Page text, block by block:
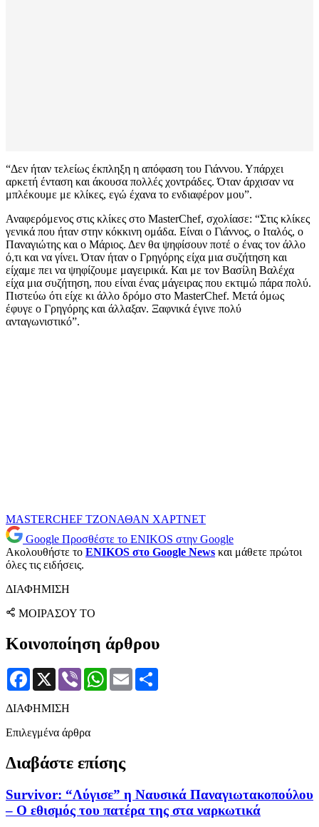
“Δεν ήταν τελείως έκπληξη η απόφαση του Γιάννου. Υπάρχει
αρκετή ένταση και άκουσα πολλές χοντράδες. Όταν άρχισαν να
μπλέκουμε με κλίκες, εγώ έχανα το ενδιαφέρον μου”.
Αναφερόμενος στις κλίκες στο MasterChef, σχολίασε: “Στις κλίκες
γενικά που ήταν στην κόκκινη ομάδα. Είναι ο Γιάννος, ο Ιταλός, ο
Παναγιώτης και ο Μάριος. Δεν θα ψηφίσουν ποτέ ο ένας τον άλλο
ό,τι και να γίνει. Όταν ήταν ο Γρηγόρης είχα μια συζήτηση και
είχαμε πει να ψηφίζουμε μαγειρικά. Και με τον Βασίλη Βαλέχα
είχα μια συζήτηση, που είναι ένας μάγειρας που εκτιμώ πάρα πολύ.
Πιστεύω ότι είχε κι άλλο δρόμο στο MasterChef. Mετά όμως
έφυγε ο Γρηγόρης και άλλαξαν. Ξαφνικά έγινε πολύ
ανταγωνιστικό”.
MASTERCHEF ΤΖΟΝΑΘΑΝ ΧΑΡΤΝΕΤ
Google Προσθέστε το ENIKOS στην Google
Ακολουθήστε το ENIKOS στο Google News και μάθετε πρώτοι
όλες τις ειδήσεις.
ΔΙΑΦΗΜΙΣΗ
ΜΟΙΡΑΣΟΥ ΤΟ
Κοινοποίηση άρθρου
Facebook
X Viber WhatsApp
Email
ΔΙΑΦΗΜΙΣΗ
Επιλεγμένα άρθρα
Διαβάστε επίσης
Survivor: “Λύγισε” η Ναυσικά Παναγιωτακοπούλου
– Ο εθισμός του πατέρα της στα ναρκωτικά